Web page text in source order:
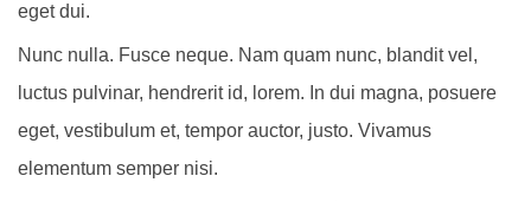
eget dui.
Nunc nulla. Fusce neque. Nam quam nunc, blandit vel,
luctus pulvinar, hendrerit id, lorem. In dui magna, posuere
eget, vestibulum et, tempor auctor, justo. Vivamus
elementum semper nisi.